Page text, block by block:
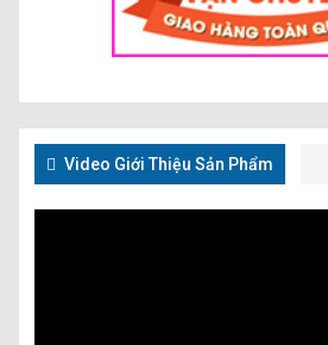
Video Giới Thiệu Sản Phẩm